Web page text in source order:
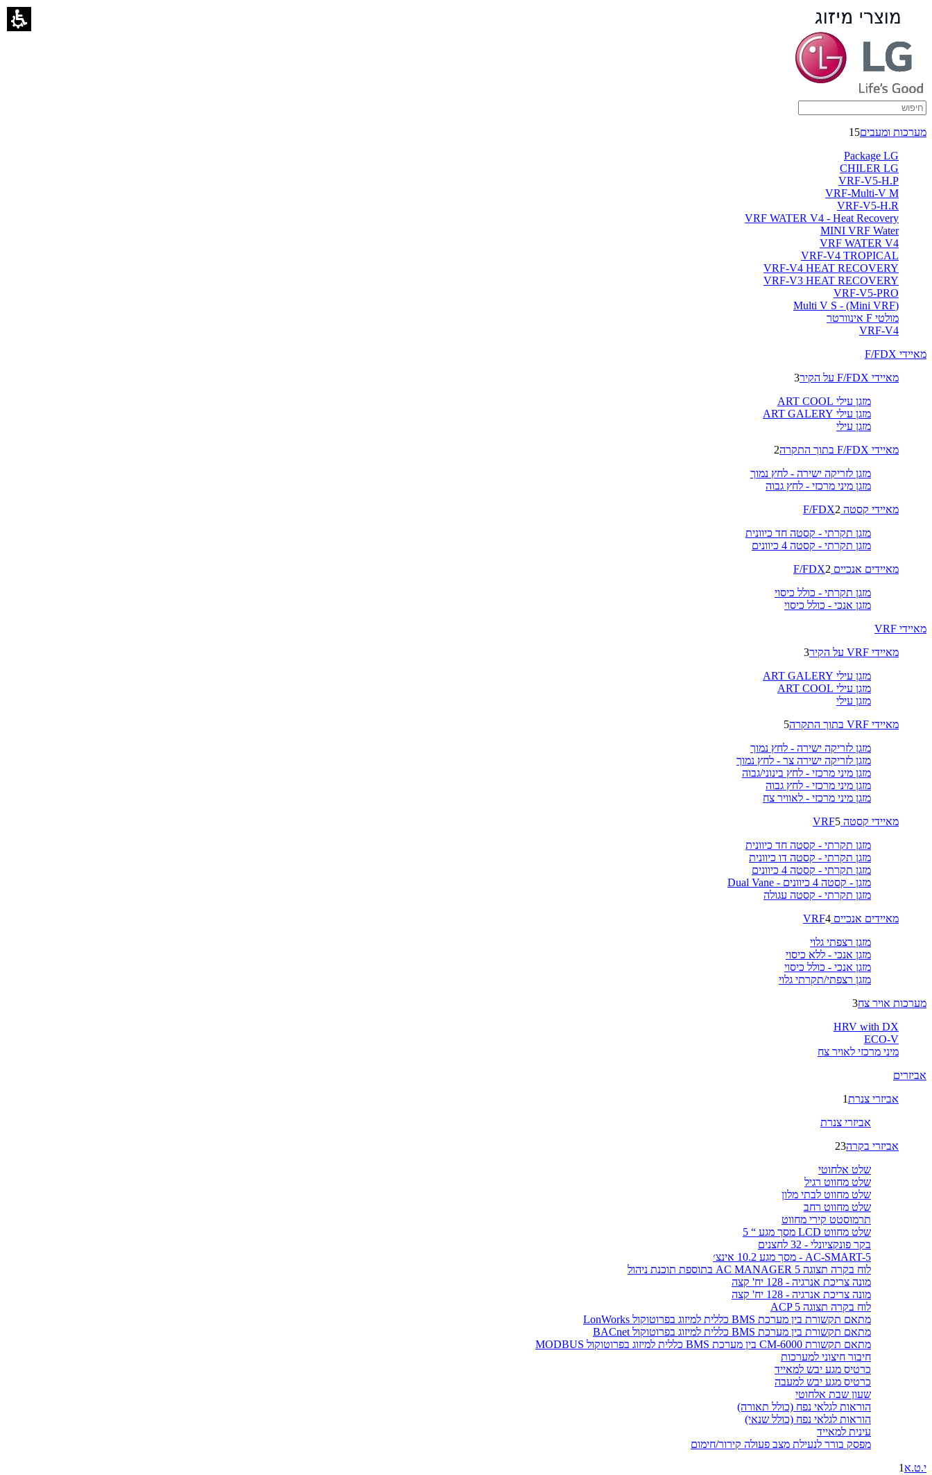
מזגנים
מפוצלים
עיליים
-
ברימאג
מערכות
מערכות ומעבים15
Package LG
CHILER LG
VRF-V5-H.P
VRF-Multi-V M
VRF-V5-H.R
VRF WATER V4 - Heat Recovery
MINI VRF Water
VRF WATER V4
VRF-V4 TROPICAL
VRF-V4 HEAT RECOVERY
VRF-V3 HEAT RECOVERY
VRF-V5-PRO
(Multi V S - (Mini VRF
מולטי F אינוורטר
VRF-V4
מאיידי F/FDX
מאיידי F/FDX על הקיר
3
מזגן עילי ART COOL
מזגן עילי ART GALERY
מזגן עילי
מאיידי F/FDX בתוך התקרה
2
מזגן לזריקה ישירה - לחץ נמוך
מזגן מיני מרכזי - לחץ גבוה
מאיידי קסטה F/FDX 2
מזגן תקרתי - קסטה חד כיוונית
מזגן תקרתי - קסטה 4 כיוונים
מאיידים אנכיים F/FDX 2
מזגן תקרתי - כולל כיסוי
מזגן אנכי - כולל כיסוי
מאיידי VRF
מאיידי VRF על הקיר
3
מזגן עילי ART GALERY
מזגן עילי ART COOL
מזגן עילי
מאיידי VRF בתוך התקרה
5
מזגן לזריקה ישירה - לחץ נמוך
מזגן לזריקה ישירה צר - לחץ נמוך
מזגן מיני מרכזי - לחץ בינוני/גבוה
מזגן מיני מרכזי - לחץ גבוה
מזגן מיני מרכזי - לאוויר צח
מאיידי קסטה VRF 5
מזגן תקרתי - קסטה חד כיוונית
מזגן תקרתי - קסטה דו כיוונית
מזגן תקרתי - קסטה 4 כיוונים
מזגן - קסטה 4 כיוונים - Dual Vane
מזגן תקרתי - קסטה עגולה
מאיידים אנכיים VRF 4
מזגן רצפתי גלוי
מזגן אנכי - ללא כיסוי
מזגן אנכי - כולל כיסוי
מזגן רצפתי/תקרתי גלוי
מערכות אויר צח3
HRV with DX
ECO-V
מיני מרכזי לאויר צח
אביזרים
אביזרי צנרת1
אביזרי צנרת
אביזרי בקרה23
שלט אלחוטי
שלט מחווט רגיל
שלט מחווט לבתי מלון
שלט מחווט רחב
תרמוסטט קירי מחווט
שלט מחווט LCD מסך מגע “ 5
בקר פונקציונלי - 32 לחצנים
AC-SMART-5 - מסך מגע 10.2 אינצ׳
לוח בקרה תצוגה AC MANAGER 5 בתוספת תוכנת ניהול
מונה צריכת אנרגיה - 128 יח' קצה
מונה צריכת אנרגיה - 128 יח' קצה
לוח בקרה תצוגה ACP 5
מתאם תקשורת בין מערכת BMS כללית למיזוג בפרוטוקול LonWorks
מתאם תקשורת בין מערכת BMS כללית למיזוג בפרוטוקול BACnet
מתאם תקשורת CM-6000 בין מערכת BMS כללית למיזוג בפרוטוקול MODBUS
חיבור חיצוני למערכות
כרטיס מגע יבש למאייד
כרטיס מגע יבש למעבה
שעון שבת אלחוטי
הוראות לגלאי נפח (כולל תאורה)
הוראות לגלאי נפח (כולל שנאי)
עינית למאייד
מפסק בורר לנעילת מצב פעולה קירור/חימום
י.ט.א 1